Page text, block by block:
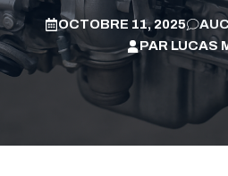
OCTOBRE 11, 2025
PARLUCAS